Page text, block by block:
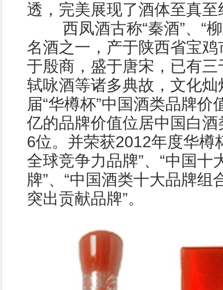
透，完美展现了酒体至真
西凤酒古称“秦酒”、“柳
名酒之一，产于陕西省宝
于殷商，盛于唐宋，已有
轼咏酒等诸多典故，文化
届“华樽杯”中国酒类品牌
亿的品牌价值位居中国白
6位。并荣获2012年度华樽
全球竞争力品牌”、“中国十
牌”、“中国酒类十大品牌组
突出贡献品牌”。